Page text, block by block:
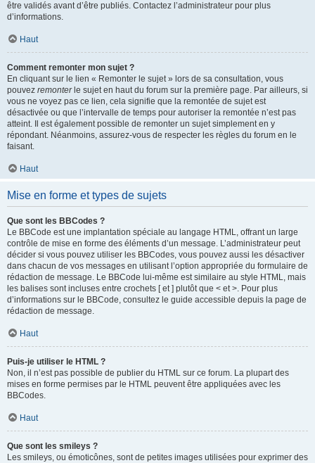
être validés avant d’être publiés. Contactez l’administrateur pour plus
d’informations.
Haut
Comment remonter mon sujet ?
En cliquant sur le lien « Remonter le sujet » lors de sa consultation, vous
pouvez remonterle sujet en haut du forum sur la première page. Par ailleurs, si
vous ne voyez pas ce lien, cela signifie que la remontée de sujet est
désactivée ou que l’intervalle de temps pour autoriser la remontée n’est pas
atteint. Il est également possible de remonter un sujet simplement en y
répondant. Néanmoins, assurez-vous de respecter les règles du forum en le
faisant.
Haut
Mise en forme et types de sujets
Que sont les BBCodes ?
Le BBCode est une implantation spéciale au langage HTML, offrant un large
contrôle de mise en forme des éléments d’un message. L’administrateur peut
décider si vous pouvez utiliser les BBCodes, vous pouvez aussi les désactiver
dans chacun de vos messages en utilisant l’option appropriée du formulaire de
rédaction de message. Le BBCode lui-même est similaire au style HTML, mais
les balises sont incluses entre crochets [ et ] plutôt que < et >. Pour plus
d’informations sur le BBCode, consultez le guide accessible depuis la page de
rédaction de message.
Haut
Puis-je utiliser le HTML ?
Non, il n’est pas possible de publier du HTML sur ce forum. La plupart des
mises en forme permises par le HTML peuvent être appliquées avec les
BBCodes.
Haut
Que sont les smileys ?
Les smileys, ou émoticônes, sont de petites images utilisées pour exprimer des